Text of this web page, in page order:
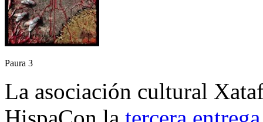
Paura 3
La asociación cultural